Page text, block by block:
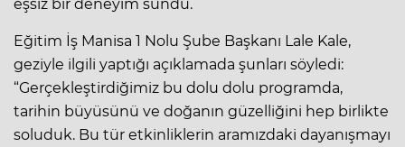
eşsiz bir deneyim sundu.
Eğitim İş Manisa 1 Nolu Şube Başkanı Lale Kale,
geziyle ilgili yaptığı açıklamada şunları söyledi:
“Gerçekleştirdiğimiz bu dolu dolu programda,
tarihin büyüsünü ve doğanın güzelliğini hep birlikte
soluduk. Bu tür etkinliklerin aramızdaki dayanışmayı